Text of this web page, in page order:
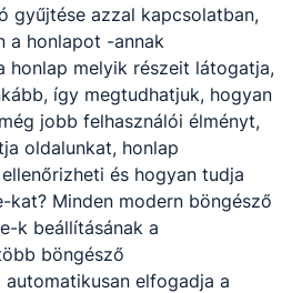
vizsgák
gyűjtése azzal kapcsolatban,
a honlapot -annak
honlap melyik részeit látogatja,
így megtudhatjuk, hogyan
jobb felhasználói élményt,
oldalunkat, honlap
és hogyan tudja
kat? Minden modern böngésző
k beállításának a
böngésző
elfogadja a